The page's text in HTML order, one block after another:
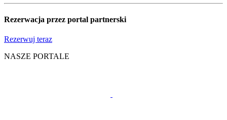
Rezerwacja przez portal partnerski
Rezerwuj teraz
NASZE PORTALE